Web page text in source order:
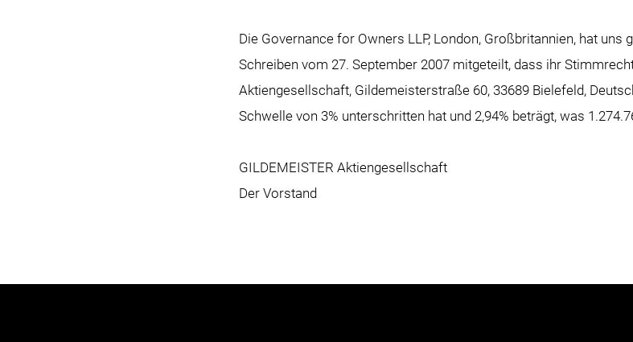
Die Governance for Owners LLP, London, Großbritannien, hat uns
Schreiben vom 27. September 2007 mitgeteilt, dass ihr
Aktiengesellschaft, Gildemeisterstraße 60, 33689 Bielefeld,
Schwelle von 3% unterschritten hat und 2,94% beträgt, was
GILDEMEISTER Aktiengesellschaft
Der Vorstand